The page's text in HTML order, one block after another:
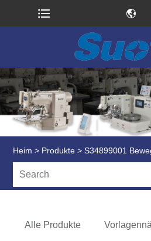
Heim > Produkte > S34899001
Alle Produkte